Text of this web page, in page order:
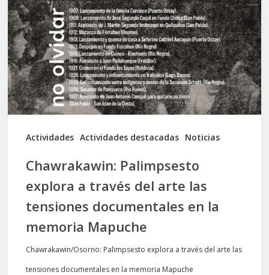
Actividades Actividades destacadas Noticias
a
través
del
arte
las
tensiones
documentales
memoria
Mapuche
Chawrakawin: Palimpsesto
explora a través del arte las
tensiones documentales en la
memoria Mapuche
Chawrakawin/Osorno: Palimpsesto explora a través del arte las
tensiones documentales en la memoria Mapuche